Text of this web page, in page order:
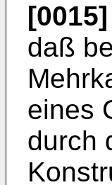
[0015]
daß
eines
durch